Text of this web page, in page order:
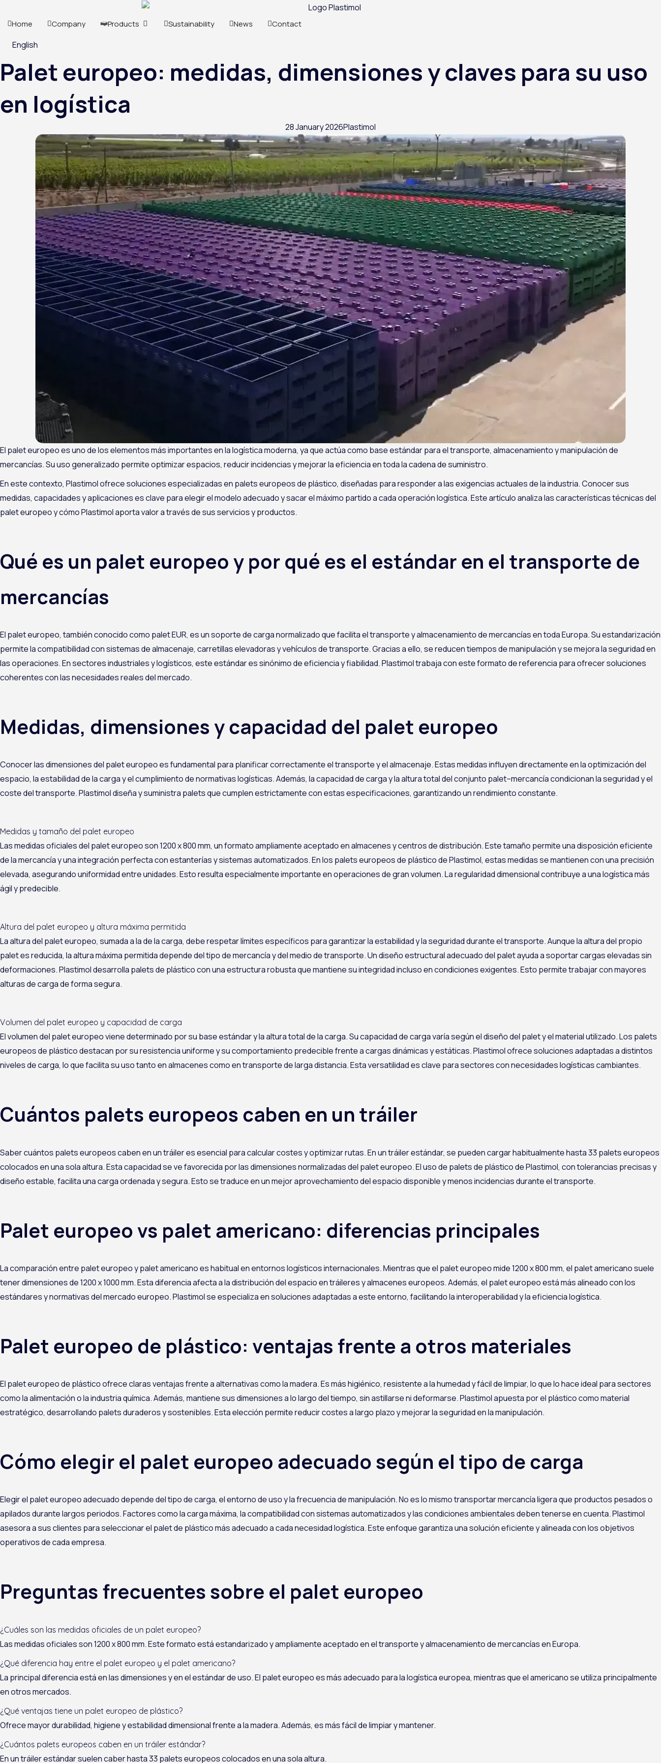
Home Company Products OPEN PRODUCTS
Sustainability News Contact
English
Palet europeo: medidas, dimensiones y claves para su uso
en logística
28 January 2026Plastimol
El palet europeoes uno de los elementos más importantes en la logística moderna, ya que actúa como base estándar para el transporte, almacenamiento y manipulación de
mercancías. Su uso generalizado permite optimizar espacios, reducir incidencias y mejorar la eficiencia en toda la cadena de suministro.
En este contexto, Plastimolofrece soluciones especializadas en palets europeos de plástico, diseñadas para responder a las exigencias actuales de la industria. Conocer sus
medidas, capacidades y aplicaciones es clave para elegir el modelo adecuado y sacar el máximo partido a cada operación logística. Este artículo analiza las características técnicas del
palet europeo y cómo Plastimol aporta valor a través de sus servicios y productos.
Qué es un palet europeo y por qué es el estándar en el transporte de
mercancías
El palet europeo, también conocido como palet EUR, es un soporte de carga normalizado que facilita el transporte y almacenamiento de mercancías en toda Europa. Su estandarización
permite la compatibilidad con sistemas de almacenaje, carretillas elevadoras y vehículos de transporte. Gracias a ello, se reducen tiempos de manipulación y se mejora la seguridad en
las operaciones. En sectores industriales y logísticos, este estándar es sinónimo de eficiencia y fiabilidad. Plastimol trabaja con este formato de referencia para ofrecer soluciones
coherentes con las necesidades reales del mercado.
Medidas, dimensiones y capacidad del palet europeo
Conocer las dimensiones del palet europeo es fundamental para planificar correctamente el transporte y el almacenaje. Estas medidas influyen directamente en la optimización del
espacio, la estabilidad de la carga y el cumplimiento de normativas logísticas. Además, la capacidad de carga y la altura total del conjunto palet–mercancía condicionan la seguridad y el
coste del transporte. Plastimol diseña y suministra palets que cumplen estrictamente con estas especificaciones, garantizando un rendimiento constante.
Medidas y tamaño del palet europeo
Las medidas oficiales del palet europeo son 1200 x 800 mm, un formato ampliamente aceptado en almacenes y centros de distribución. Este tamaño permite una disposición eficiente
de la mercancía y una integración perfecta con estanterías y sistemas automatizados. En los palets europeos de plástico de Plastimol, estas medidas se mantienen con una precisión
elevada, asegurando uniformidad entre unidades. Esto resulta especialmente importante en operaciones de gran volumen. La regularidad dimensional contribuye a una logística más
ágil y predecible.
Altura del palet europeo y altura máxima permitida
La altura del palet europeo, sumada a la de la carga, debe respetar límites específicos para garantizar la estabilidad y la seguridad durante el transporte. Aunque la altura del propio
palet es reducida, la altura máxima permitida depende del tipo de mercancía y del medio de transporte. Un diseño estructural adecuado del palet ayuda a soportar cargas elevadas sin
deformaciones. Plastimol desarrolla palets de plástico con una estructura robusta que mantiene su integridad incluso en condiciones exigentes. Esto permite trabajar con mayores
alturas de carga de forma segura.
Volumen del palet europeo y capacidad de carga
El volumen del palet europeo viene determinado por su base estándar y la altura total de la carga. Su capacidad de carga varía según el diseño del palet y el material utilizado. Los palets
europeos de plástico destacan por su resistencia uniforme y su comportamiento predecible frente a cargas dinámicas y estáticas. Plastimol ofrece soluciones adaptadas a distintos
niveles de carga, lo que facilita su uso tanto en almacenes como en transporte de larga distancia. Esta versatilidad es clave para sectores con necesidades logísticas cambiantes.
Cuántos palets europeos caben en un tráiler
Saber cuántos palets europeos caben en un tráiler es esencial para calcular costes y optimizar rutas. En un tráiler estándar, se pueden cargar habitualmente hasta 33 palets europeos
colocados en una sola altura. Esta capacidad se ve favorecida por las dimensiones normalizadas del palet europeo. El uso de palets de plástico de Plastimol, con tolerancias precisas y
diseño estable, facilita una carga ordenada y segura. Esto se traduce en un mejor aprovechamiento del espacio disponible y menos incidencias durante el transporte.
Palet europeo vs palet americano: diferencias principales
La comparación entre palet europeo ypalet americanoes habitual en entornos logísticos internacionales. Mientras que el palet europeo mide 1200 x 800 mm, el palet americano suele
tener dimensiones de 1200 x 1000 mm. Esta diferencia afecta a la distribución del espacio en tráileres y almacenes europeos. Además, el palet europeo está más alineado con los
estándares y normativas del mercado europeo. Plastimol se especializa en soluciones adaptadas a este entorno, facilitando la interoperabilidad y la eficiencia logística.
Palet europeo de plástico: ventajas frente a otros materiales
El palet europeo de plástico ofrece claras ventajas frente a alternativas como la madera. Es más higiénico, resistente a la humedad y fácil de limpiar, lo que lo hace ideal para sectores
como la alimentación o la industria química. Además, mantiene sus dimensiones a lo largo del tiempo, sin astillarse ni deformarse. Plastimol apuesta por el plástico como material
estratégico, desarrollando palets duraderos y sostenibles. Esta elección permite reducir costes a largo plazo y mejorar la seguridad en la manipulación.
Cómo elegir el palet europeo adecuado según el tipo de carga
Elegir el palet europeo adecuado depende del tipo de carga, el entorno de uso y la frecuencia de manipulación. No es lo mismo transportar mercancía ligera que productos pesados o
apilados durante largos periodos. Factores como la carga máxima, la compatibilidad con sistemas automatizados y las condiciones ambientales deben tenerse en cuenta. Plastimol
asesora a sus clientes para seleccionar el palet de plástico más adecuado a cada necesidad logística. Este enfoque garantiza una solución eficiente y alineada con los objetivos
operativos de cada empresa.
Preguntas frecuentes sobre el palet europeo
¿Cuáles son las medidas oficiales de un palet europeo?
Las medidas oficiales son 1200 x 800 mm. Este formato está estandarizado y ampliamente aceptado en el transporte y almacenamiento de mercancías en Europa.
¿Qué diferencia hay entre el palet europeo y el palet americano?
La principal diferencia está en las dimensiones y en el estándar de uso. El palet europeo es más adecuado para la logística europea, mientras que el americano se utiliza principalmente
en otros mercados.
¿Qué ventajas tiene un palet europeo de plástico?
Ofrece mayor durabilidad, higiene y estabilidad dimensional frente a la madera. Además, es más fácil de limpiar y mantener.
¿Cuántos palets europeos caben en un tráiler estándar?
En un tráiler estándar suelen caber hasta 33 palets europeos colocados en una sola altura.